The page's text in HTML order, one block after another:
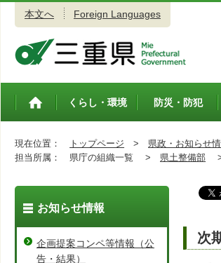
本文へ Foreign Languages
トップペ
くらし・環境 防災・防犯
現在位置： トップページ > 県政・お知らせ
担当所属：
県庁の組織一覧 > 県土整備部
次
お知らせ情報
企画提案コンペ等情報（公
告・結果）